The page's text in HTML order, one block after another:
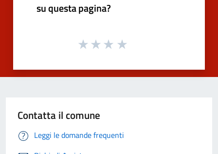
su questa pagina?
Contatta il comune
Leggi le domande frequenti